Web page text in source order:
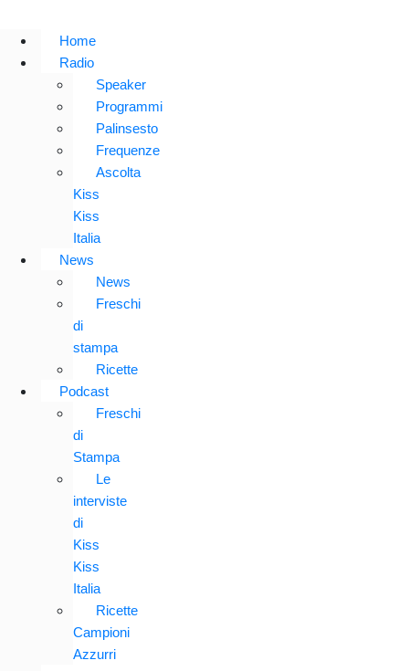
Home
Radio
Speaker
Programmi
Palinsesto
Frequenze
Ascolta
Kiss
Kiss
Italia
News
News
Freschi
di
stampa
Ricette
Podcast
Freschi
di
Stampa
Le
interviste
di
Kiss
Kiss
Italia
Ricette
Campioni
Azzurri